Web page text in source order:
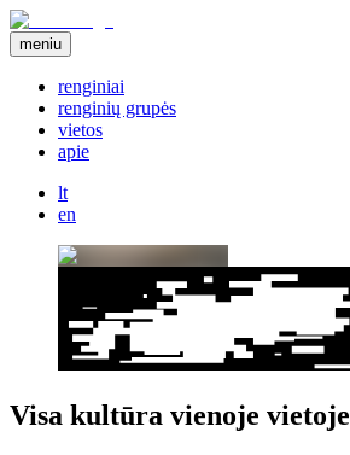
meniu
renginiai
renginių grupės
vietos
apie
lt
en
Visa kultūra vienoje vietoje